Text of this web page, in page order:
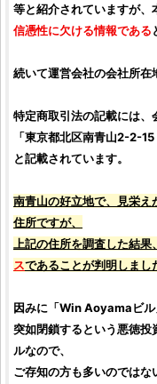
等と紹介されていますが、
信憑性に欠ける情報である
続いて運営会社の会社所在
特定商取引法の記載には、
「東京都北区南青山2-2-
と記載されています。
南青山の好立地で、見栄
住所ですが、
上記の住所を調査した結果、
スであることが判明しまし
因みに「Win Aoyamaビル
突如閉鎖するという悪徳投
ルなので、
ご存知の方も多いのでは